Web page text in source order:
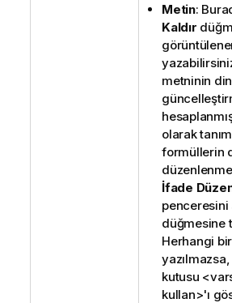
Metin:
Kaldır
metninin
olarak
formüllerin
İfade
düğmesine
Herhangi
kutusu
kullan>'ı